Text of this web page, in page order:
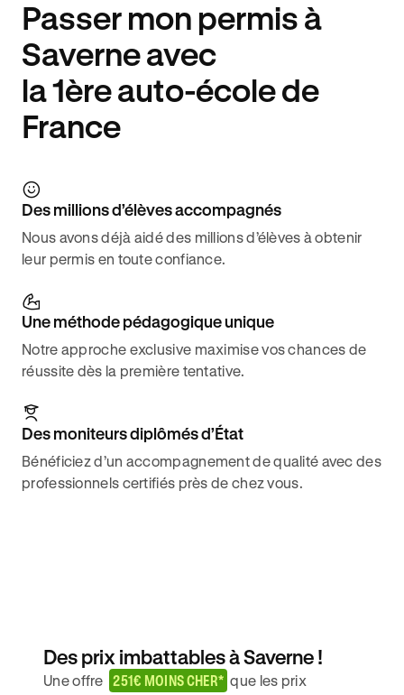
Passer mon permis à
Saverne avec
la 1ère auto-école de
France
Des millions d’élèves accompagnés
Nous avons déjà aidé des millions d’élèves à obtenir
leur permis en toute confiance.
Une méthode pédagogique unique
Notre approche exclusive maximise vos chances de
réussite dès la première tentative.
Des moniteurs diplômés d’État
Bénéficiez d’un accompagnement de qualité avec des
professionnels certifiés près de chez vous.
Des prix imbattables à Saverne !
Une offre 251€ MOINS CHER* que les prix